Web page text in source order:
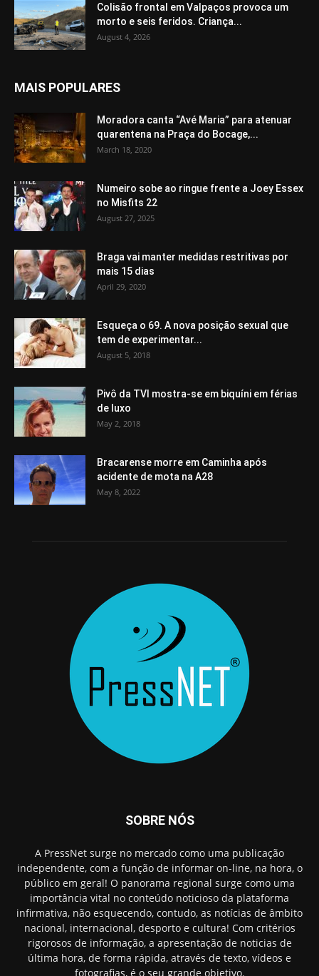
Colisão frontal em Valpaços provoca um
morto e seis feridos. Criança...
August 4, 2026
MAIS POPULARES
Moradora canta “Avé Maria” para atenuar
quarentena na Praça do Bocage,...
March 18, 2020
Numeiro sobe ao ringue frente a Joey Essex
no Misfits 22
August 27, 2025
Braga vai manter medidas restritivas por
mais 15 dias
April 29, 2020
Esqueça o 69. A nova posição sexual que
tem de experimentar...
August 5, 2018
Pivô da TVI mostra-se em biquíni em férias
de luxo
May 2, 2018
Bracarense morre em Caminha após
acidente de mota na A28
May 8, 2022
SOBRE NÓS
A PressNet surge no mercado como uma publicação
independente, com a função de informar on-line, na hora, o
público em geral! O panorama regional surge como uma
importância vital no conteúdo noticioso da plataforma
infirmativa, não esquecendo, contudo, as notícias de âmbito
nacional, internacional, desporto e cultura! Com critérios
rigorosos de informação, a apresentação de noticias de
última hora, de forma rápida, através de texto, vídeos e
fotografias, é o seu grande objetivo.